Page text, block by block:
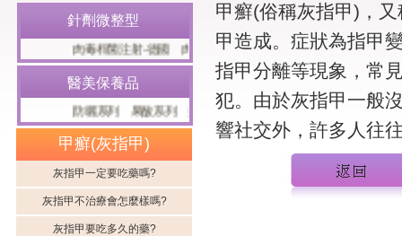
針劑微整型
醫美保養品
肉毒桿菌注射-德國 肉毒桿菌注射-德國 玻尿酸局部注射 玻尿
防曬系列 果酸系列 美白系列 面膜系列 雷射術後保養 異
甲癬(灰指甲)
灰指甲一定要吃藥嗎?
灰指甲不治療會怎麼樣嗎?
灰指甲要吃多久的藥?
甲癬(俗稱灰指甲)，
甲造成。症狀為指甲
指甲分離等現象，常
犯。由於灰指甲一般
響社交外，許多人往